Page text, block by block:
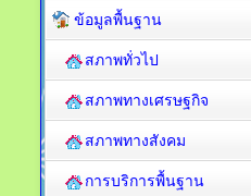
ข้อมูลพื้นฐาน
สภาพทั่วไป
สภาพทางเศรษฐกิจ
สภาพทางสังคม
การบริการพื้นฐาน